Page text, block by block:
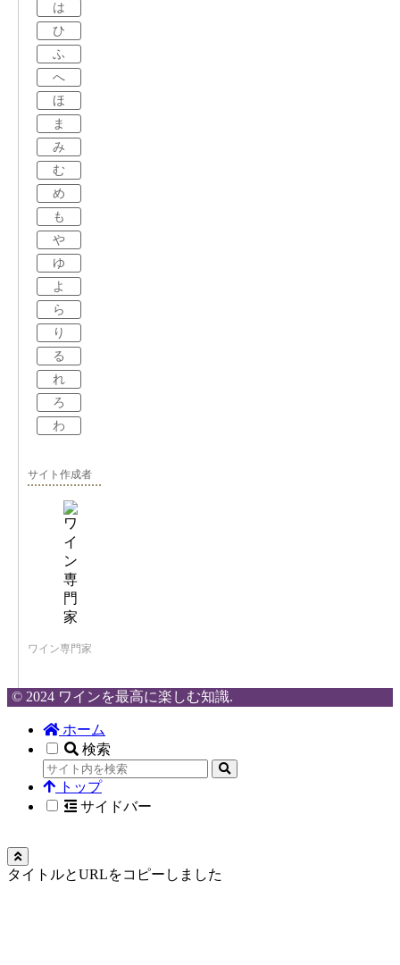
は
ひ
ふ
へ
ほ
ま
み
む
め
も
や
ゆ
よ
ら
り
る
れ
ろ
わ
サイト作成者
ワイン専門家
© 2024 ワインを最高に楽しむ知識.
ホーム
検索
トップ
サイドバー
タイトルとURLをコピーしました